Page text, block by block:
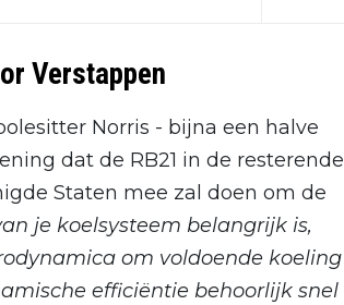
Verstappen
Norris - bijna een halve
dat de RB21 in de resterende
Staten mee zal doen om de
je koelsysteem belangrijk is,
om voldoende koeling
efficiëntie behoorlijk snel